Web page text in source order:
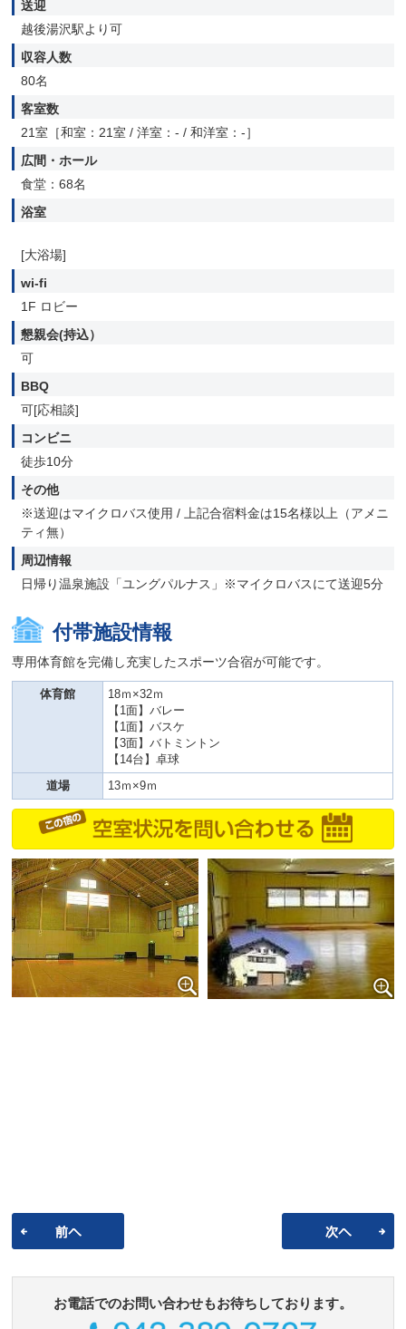
送迎
越後湯沢駅より可
収容人数
80名
客室数
21室［和室：21室 / 洋室：- / 和洋室：-］
広間・ホール
食堂：68名
浴室
[大浴場]
wi-fi
1F ロビー
懇親会(持込）
可
BBQ
可[応相談]
コンビニ
徒歩10分
その他
※送迎はマイクロバス使用 / 上記合宿料金は15名様以上（アメニ
ティ無）
周辺情報
日帰り温泉施設「ユングパルナス」※マイクロバスにて送迎5分
付帯施設情報
専用体育館を完備し充実したスポーツ合宿が可能です。
体育館
18ｍ×32ｍ
【1面】バレー
【1面】バスケ
【3面】バトミントン
【14台】卓球
道場
13ｍ×9ｍ
お電話でのお問い合わせもお待ちしております。